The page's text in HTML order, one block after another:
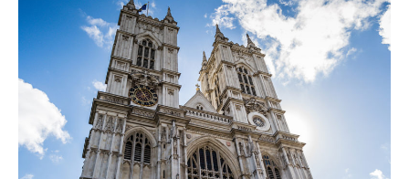
倫
敦
Westminster&St
Paul’s